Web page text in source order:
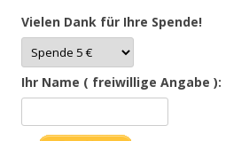
Vielen Dank für Ihre Spende!
Ihr Name ( freiwillige Angabe ):